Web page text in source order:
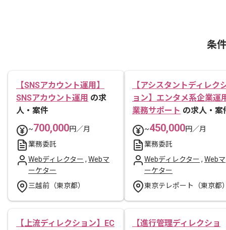
条
【SNSアカウント運用】
SNSアカウント運用 の求
人・案件
~700,000円／月
業務委託
Webディレクター , Webマ
ーケター
三越前（東京都）
【アシスタントディレク
ョン】エンタメ系企業運
業務サポート の求人・案
~450,000円／月
業務委託
Webディレクター , Webマ
ーケター
東京テレポート（東京都
【上流ディレクション】EC
【進行管理ディレクショ